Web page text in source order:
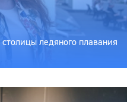
ледяного плавания